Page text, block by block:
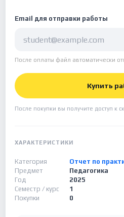
Email для отправки работы
После оплаты файл автоматически
Купить
После покупки вы получите доступ к
ХАРАКТЕРИСТИКИ
Категория
Отчет по
Предмет
Педагогика
Год
2025
Семестр / курс
1
Покупки
0